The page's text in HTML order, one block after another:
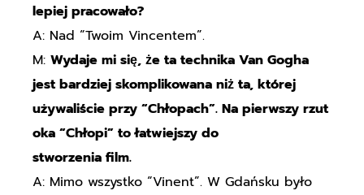
lepiej pracowało?
A: Nad “Twoim Vincentem”.
M: Wydaje mi się, że ta technika Van Gogha
jest bardziej skomplikowana niż ta, której
używaliście przy “Chłopach”. Na pierwszy rzut
oka “Chłopi” to łatwiejszy do
stworzenia film.
A: Mimo wszystko “Vinent”. W Gdańsku było